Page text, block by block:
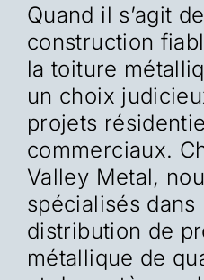
Quand il s’agit
construction
la toiture
un choix
projets
commerciaux.
Valley Metal,
spécialisés
distribution de
métallique de